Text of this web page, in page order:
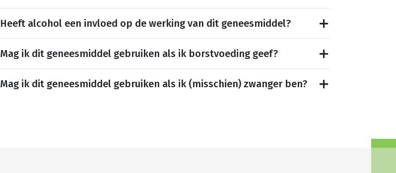
Heeft alcohol een invloed op de werking van dit geneesmiddel?
Mag ik dit geneesmiddel gebruiken als ik borstvoeding geef?
Mag ik dit geneesmiddel gebruiken als ik (misschien) zwanger ben?